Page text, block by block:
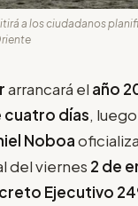
a los ciudadanos
arrancará el año
días,
Noboa
del viernes 2 de
Ejecutivo